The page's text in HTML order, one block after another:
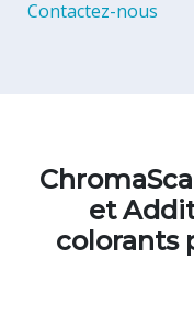
Contactez-nous
et
colorants